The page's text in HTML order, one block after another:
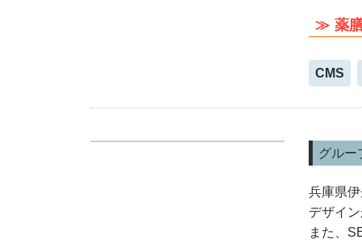
薬
CMS
グルー
兵庫県
デザイ
また、